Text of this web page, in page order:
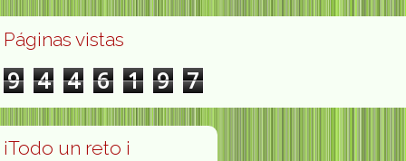
Páginas vistas
9 4 4 6 1 9 7
¡Todo un reto ¡